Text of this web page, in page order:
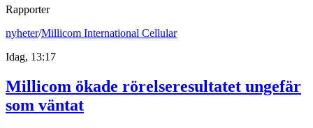
Rapporter
nyheter/Millicom International Cellular
Idag, 13:17
Millicom ökade rörelseresultatet ungefär
som väntat